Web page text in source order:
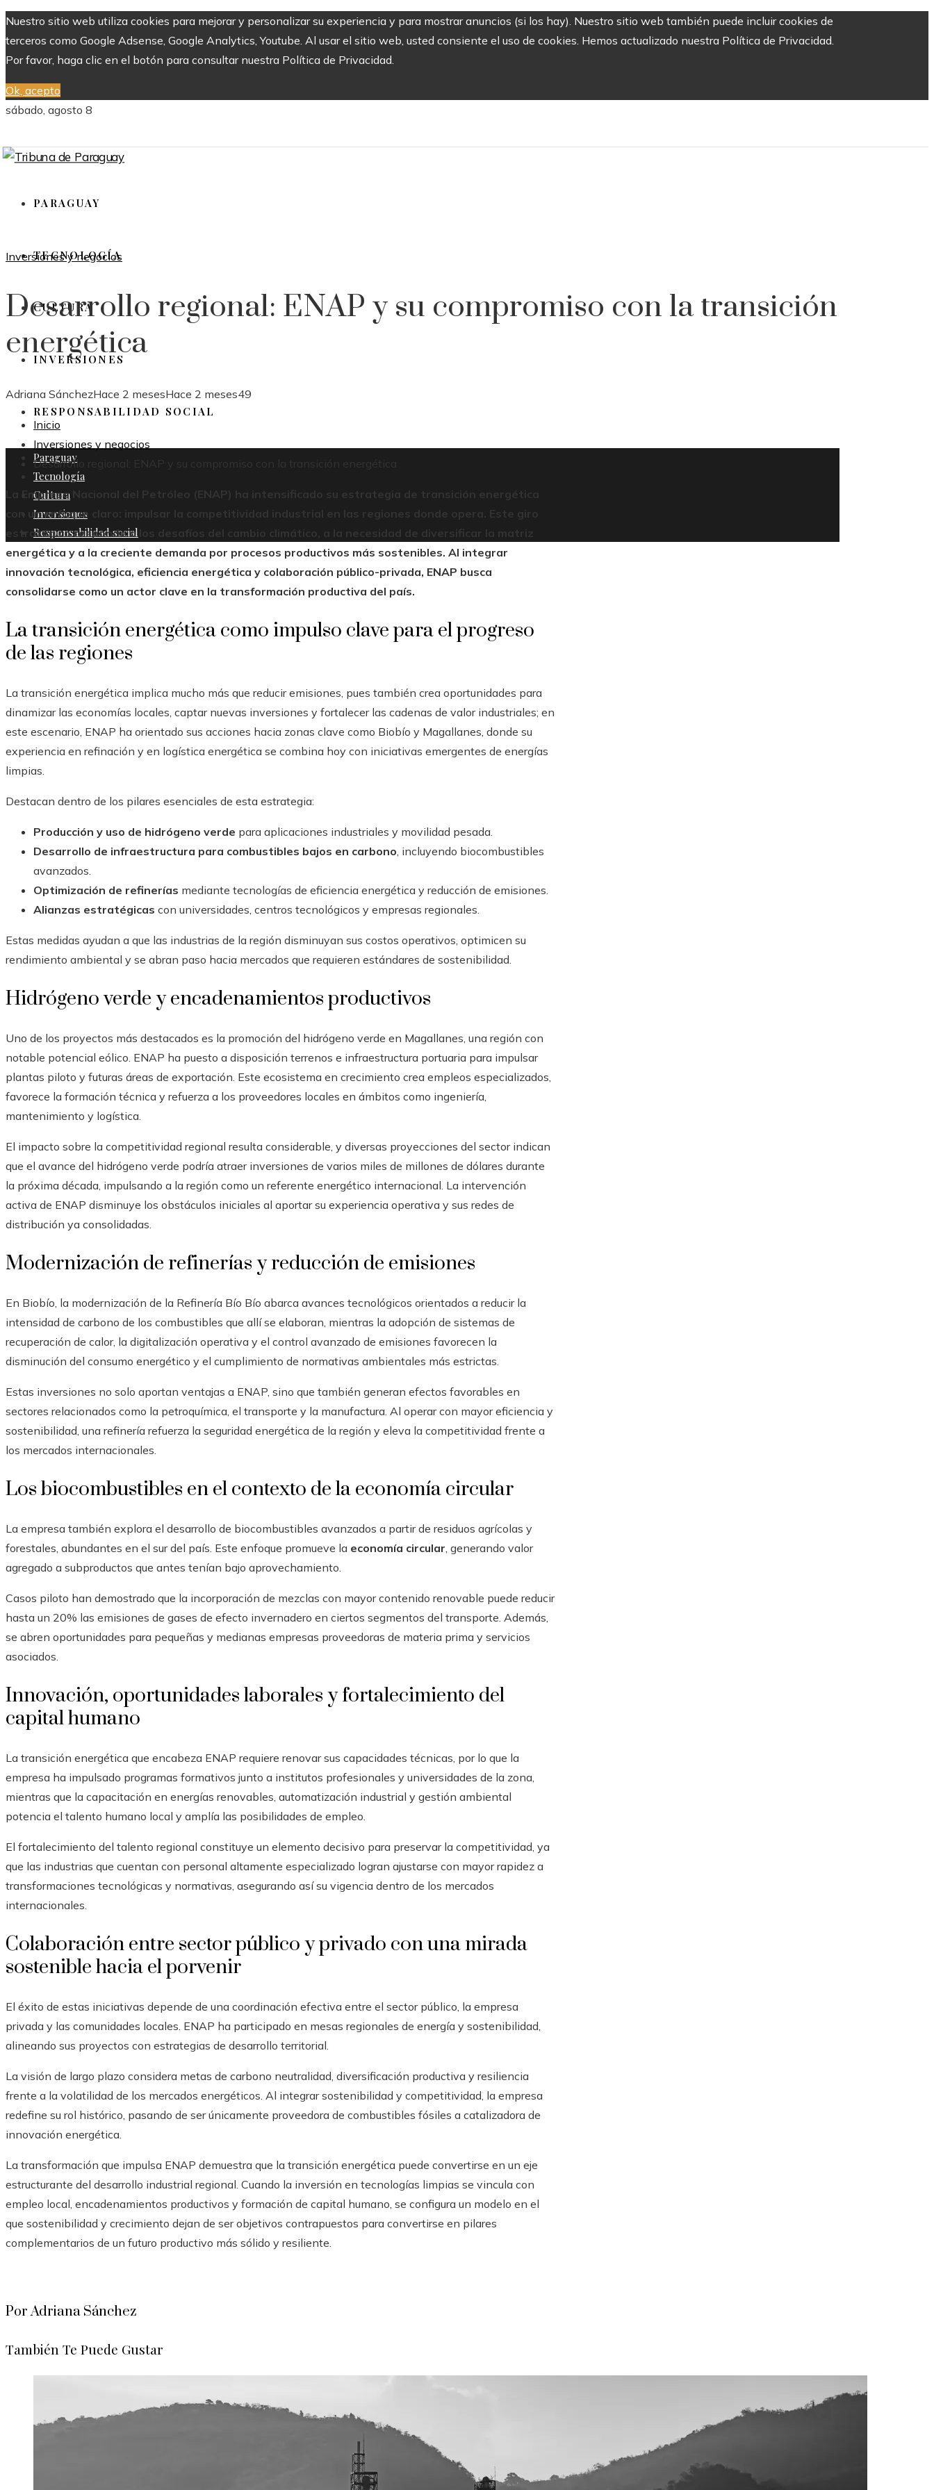
Nuestro sitio web utiliza cookies para mejorar y personalizar su experiencia y para mostrar anuncios (si los hay). Nuestro sitio web también puede incluir cookies de
terceros como Google Adsense, Google Analytics, Youtube. Al usar el sitio web, usted consiente el uso de cookies. Hemos actualizado nuestra Política de Privacidad.
Por favor, haga clic en el botón para consultar nuestra Política de Privacidad.
Ok, acepto
sábado, agosto 8
PARAGUAY
TECNOLOGÍA
CULTURA
INVERSIONES
RESPONSABILIDAD SOCIAL
Paraguay
Tecnología
Cultura
Inversiones
Responsabilidad social
Inversiones y negocios
Desarrollo regional: ENAP y su compromiso con la transición
energética
Adriana SánchezHace 2 mesesHace 2 meses49
Inicio
Inversiones y negocios
Desarrollo regional: ENAP y su compromiso con la transición energética
La Empresa Nacional del Petróleo (ENAP) ha intensificado su estrategia de transición energética
con un enfoque claro: impulsar la competitividad industrial en las regiones donde opera. Este giro
estratégico responde a los desafíos del cambio climático, a la necesidad de diversificar la matriz
energética y a la creciente demanda por procesos productivos más sostenibles. Al integrar
innovación tecnológica, eficiencia energética y colaboración público-privada, ENAP busca
consolidarse como un actor clave en la transformación productiva del país.
La transición energética como impulso clave para el progreso
de las regiones
La transición energética implica mucho más que reducir emisiones, pues también crea oportunidades para
dinamizar las economías locales, captar nuevas inversiones y fortalecer las cadenas de valor industriales; en
este escenario, ENAP ha orientado sus acciones hacia zonas clave como Biobío y Magallanes, donde su
experiencia en refinación y en logística energética se combina hoy con iniciativas emergentes de energías
limpias.
Destacan dentro de los pilares esenciales de esta estrategia:
Producción y uso de hidrógeno verde para aplicaciones industriales y movilidad pesada.
Desarrollo de infraestructura para combustibles bajos en carbono, incluyendo biocombustibles
avanzados.
Optimización de refinerías mediante tecnologías de eficiencia energética y reducción de emisiones.
Alianzas estratégicas con universidades, centros tecnológicos y empresas regionales.
Estas medidas ayudan a que las industrias de la región disminuyan sus costos operativos, optimicen su
rendimiento ambiental y se abran paso hacia mercados que requieren estándares de sostenibilidad.
Hidrógeno verde y encadenamientos productivos
Uno de los proyectos más destacados es la promoción del hidrógeno verde en Magallanes, una región con
notable potencial eólico. ENAP ha puesto a disposición terrenos e infraestructura portuaria para impulsar
plantas piloto y futuras áreas de exportación. Este ecosistema en crecimiento crea empleos especializados,
favorece la formación técnica y refuerza a los proveedores locales en ámbitos como ingeniería,
mantenimiento y logística.
El impacto sobre la competitividad regional resulta considerable, y diversas proyecciones del sector indican
que el avance del hidrógeno verde podría atraer inversiones de varios miles de millones de dólares durante
la próxima década, impulsando a la región como un referente energético internacional. La intervención
activa de ENAP disminuye los obstáculos iniciales al aportar su experiencia operativa y sus redes de
distribución ya consolidadas.
Modernización de refinerías y reducción de emisiones
En Biobío, la modernización de la Refinería Bío Bío abarca avances tecnológicos orientados a reducir la
intensidad de carbono de los combustibles que allí se elaboran, mientras la adopción de sistemas de
recuperación de calor, la digitalización operativa y el control avanzado de emisiones favorecen la
disminución del consumo energético y el cumplimiento de normativas ambientales más estrictas.
Estas inversiones no solo aportan ventajas a ENAP, sino que también generan efectos favorables en
sectores relacionados como la petroquímica, el transporte y la manufactura. Al operar con mayor eficiencia y
sostenibilidad, una refinería refuerza la seguridad energética de la región y eleva la competitividad frente a
los mercados internacionales.
Los biocombustibles en el contexto de la economía circular
La empresa también explora el desarrollo de biocombustibles avanzados a partir de residuos agrícolas y
forestales, abundantes en el sur del país. Este enfoque promueve la economía circular, generando valor
agregado a subproductos que antes tenían bajo aprovechamiento.
Casos piloto han demostrado que la incorporación de mezclas con mayor contenido renovable puede reducir
hasta un 20% las emisiones de gases de efecto invernadero en ciertos segmentos del transporte. Además,
se abren oportunidades para pequeñas y medianas empresas proveedoras de materia prima y servicios
asociados.
Innovación, oportunidades laborales y fortalecimiento del
capital humano
La transición energética que encabeza ENAP requiere renovar sus capacidades técnicas, por lo que la
empresa ha impulsado programas formativos junto a institutos profesionales y universidades de la zona,
mientras que la capacitación en energías renovables, automatización industrial y gestión ambiental
potencia el talento humano local y amplía las posibilidades de empleo.
El fortalecimiento del talento regional constituye un elemento decisivo para preservar la competitividad, ya
que las industrias que cuentan con personal altamente especializado logran ajustarse con mayor rapidez a
transformaciones tecnológicas y normativas, asegurando así su vigencia dentro de los mercados
internacionales.
Colaboración entre sector público y privado con una mirada
sostenible hacia el porvenir
El éxito de estas iniciativas depende de una coordinación efectiva entre el sector público, la empresa
privada y las comunidades locales. ENAP ha participado en mesas regionales de energía y sostenibilidad,
alineando sus proyectos con estrategias de desarrollo territorial.
La visión de largo plazo considera metas de carbono neutralidad, diversificación productiva y resiliencia
frente a la volatilidad de los mercados energéticos. Al integrar sostenibilidad y competitividad, la empresa
redefine su rol histórico, pasando de ser únicamente proveedora de combustibles fósiles a catalizadora de
innovación energética.
La transformación que impulsa ENAP demuestra que la transición energética puede convertirse en un eje
estructurante del desarrollo industrial regional. Cuando la inversión en tecnologías limpias se vincula con
empleo local, encadenamientos productivos y formación de capital humano, se configura un modelo en el
que sostenibilidad y crecimiento dejan de ser objetivos contrapuestos para convertirse en pilares
complementarios de un futuro productivo más sólido y resiliente.
Por Adriana Sánchez
También Te Puede Gustar